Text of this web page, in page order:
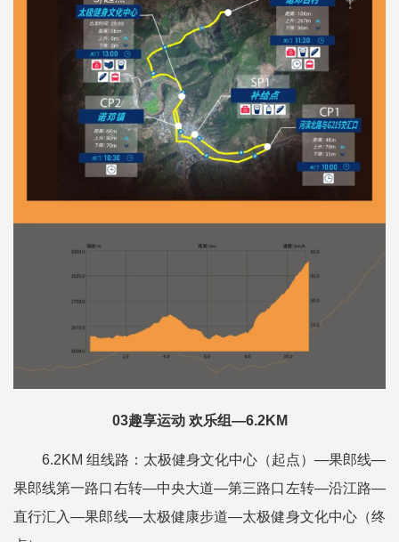
03趣享运动 欢乐组—6.2KM
6.2KM 组线路：太极健身文化中心（起点）—果郎线—
果郎线第一路口右转—中央大道—第三路口左转—沿江路—
直行汇入—果郎线—太极健康步道—太极健身文化中心（终